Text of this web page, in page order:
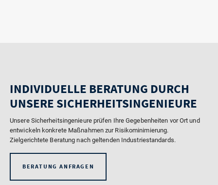
INDIVIDUELLE BERATUNG DURCH
UNSERE SICHERHEITSINGENIEURE
Unsere Sicherheitsingenieure prüfen Ihre Gegebenheiten vor Ort und
entwickeln konkrete Maßnahmen zur Risikominimierung.
Zielgerichtete Beratung nach geltenden Industriestandards.
BERATUNG ANFRAGEN